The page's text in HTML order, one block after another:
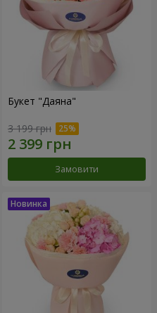
Букет "Даяна"
3 199 грн
Замовити